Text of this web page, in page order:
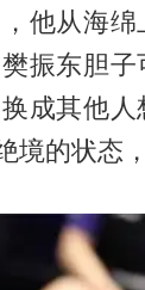
他从海
振东胆
成其他
境的状态